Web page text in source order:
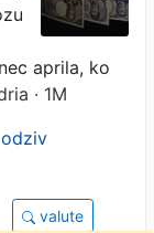
aprila, ko
· 1M
valute